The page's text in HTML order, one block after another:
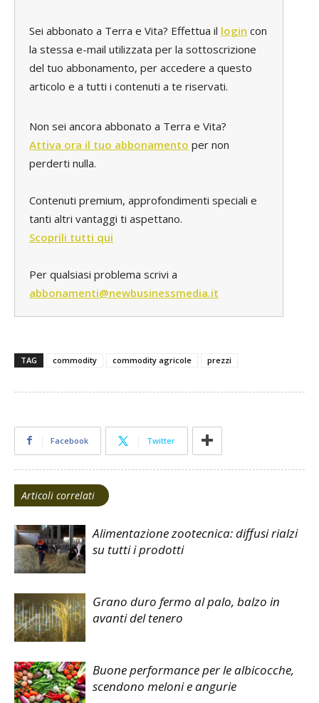
Sei abbonato a Terra e Vita? Effettua il login con
la stessa e-mail utilizzata per la sottoscrizione
del tuo abbonamento, per accedere a questo
articolo e a tutti i contenuti a te riservati.
Non sei ancora abbonato a Terra e Vita?
Attiva ora il tuo abbonamento per non
perderti nulla.
Contenuti premium, approfondimenti speciali e
tanti altri vantaggi ti aspettano.
Scoprili tutti qui
Per qualsiasi problema scrivi a
abbonamenti@newbusinessmedia.it
TAG commodity commodity agricole prezzi
Facebook Twitter
Articoli correlati
Alimentazione zootecnica: diffusi rialzi
su tutti i prodotti
Grano duro fermo al palo, balzo in
avanti del tenero
Buone performance per le albicocche,
scendono meloni e angurie